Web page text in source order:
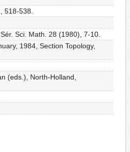
518-538.
Sci. Math. 28 (1980), 7-10.
1984, Section Topology,
(eds.), North-Holland,